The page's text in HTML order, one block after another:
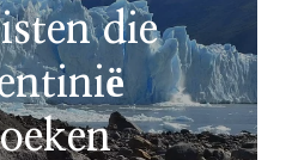
die